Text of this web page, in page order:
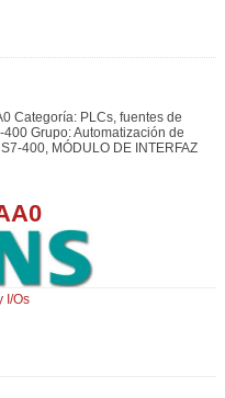
Categoría: PLCs, fuentes de
Grupo: Automatización de
400, MÓDULO DE INTERFAZ
I/Os